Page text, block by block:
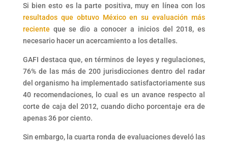
Si bien esto es la parte positiva, muy en línea con los
resultados que obtuvo México en su evaluación más
reciente que se dio a conocer a inicios del 2018, es
necesario hacer un acercamiento a los detalles.
GAFI destaca que, en términos de leyes y regulaciones,
76% de las más de 200 jurisdicciones dentro del radar
del organismo ha implementado satisfactoriamente sus
40 recomendaciones, lo cual es un avance respecto al
corte de caja del 2012, cuando dicho porcentaje era de
apenas 36 por ciento.
Sin embargo, la cuarta ronda de evaluaciones develó las